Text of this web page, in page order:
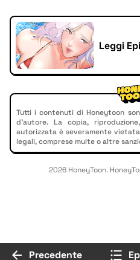
Leggi
Tutti i contenuti di Honeytoon
d'autore. La copia,
autorizzata è severamente
legali, comprese multe o altre
2026 HoneyToon.
Precedente